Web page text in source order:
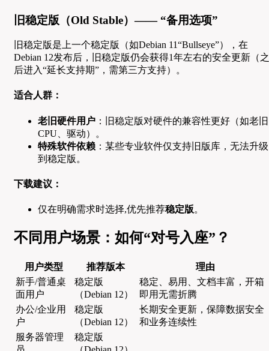
旧稳定版（Old Stable）—— “备用选项”
旧稳定版是上一个稳定版（如Debian 11“Bullseye”），在
Debian 12发布后，旧稳定版仍会获得1年左右的安全更新（之
后进入“延长支持期”，需第三方支持）。
适合人群：
老旧硬件用户 ：旧稳定版对硬件的兼容性更好（如老旧
CPU、驱动）。
特殊软件依赖 ：某些专业软件仅支持旧版库，无法升级
到稳定版。
下载建议：
仅在明确需求时选择,优先推荐稳定版。
不同用户场景：如何“对号入座”？
用户类型 推荐版本
理由
新手/普通桌
面用户
稳定版
（Debian 12）
稳定、易用、文档丰富，开箱
即用无需折腾
办公/企业用
户
稳定版
（Debian 12）
长期安全更新，保障数据安全
和业务连续性
服务器管理
稳定版